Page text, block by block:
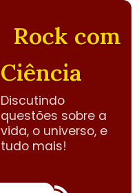
Rock com
Ciência
Discutindo
questões sobre a
vida, o universo, e
tudo mais!